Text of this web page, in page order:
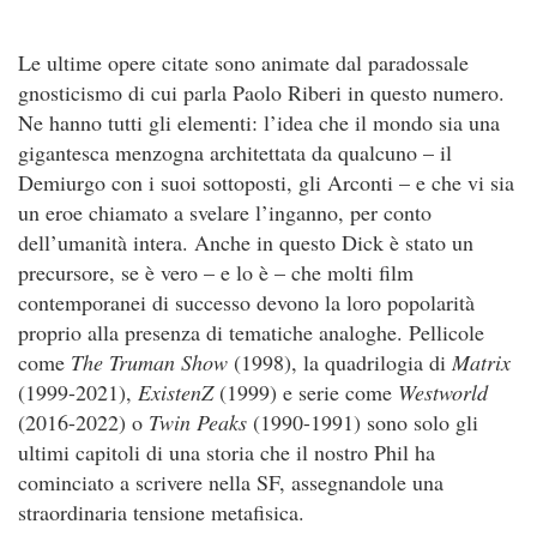
Le ultime opere citate sono animate dal paradossale
gnosticismo di cui parla Paolo Riberi in questo numero.
Ne hanno tutti gli elementi: l’idea che il mondo sia una
gigantesca menzogna architettata da qualcuno – il
Demiurgo con i suoi sottoposti, gli Arconti – e che vi sia
un eroe chiamato a svelare l’inganno, per conto
dell’umanità intera. Anche in questo Dick è stato un
precursore, se è vero – e lo è – che molti film
contemporanei di successo devono la loro popolarità
proprio alla presenza di tematiche analoghe. Pellicole
come The Truman Show (1998), la quadrilogia di Matrix
(1999-2021), ExistenZ(1999) e serie come Westworld
(2016-2022) o Twin Peaks (1990-1991) sono solo gli
ultimi capitoli di una storia che il nostro Phil ha
cominciato a scrivere nella SF, assegnandole una
straordinaria tensione metafisica.